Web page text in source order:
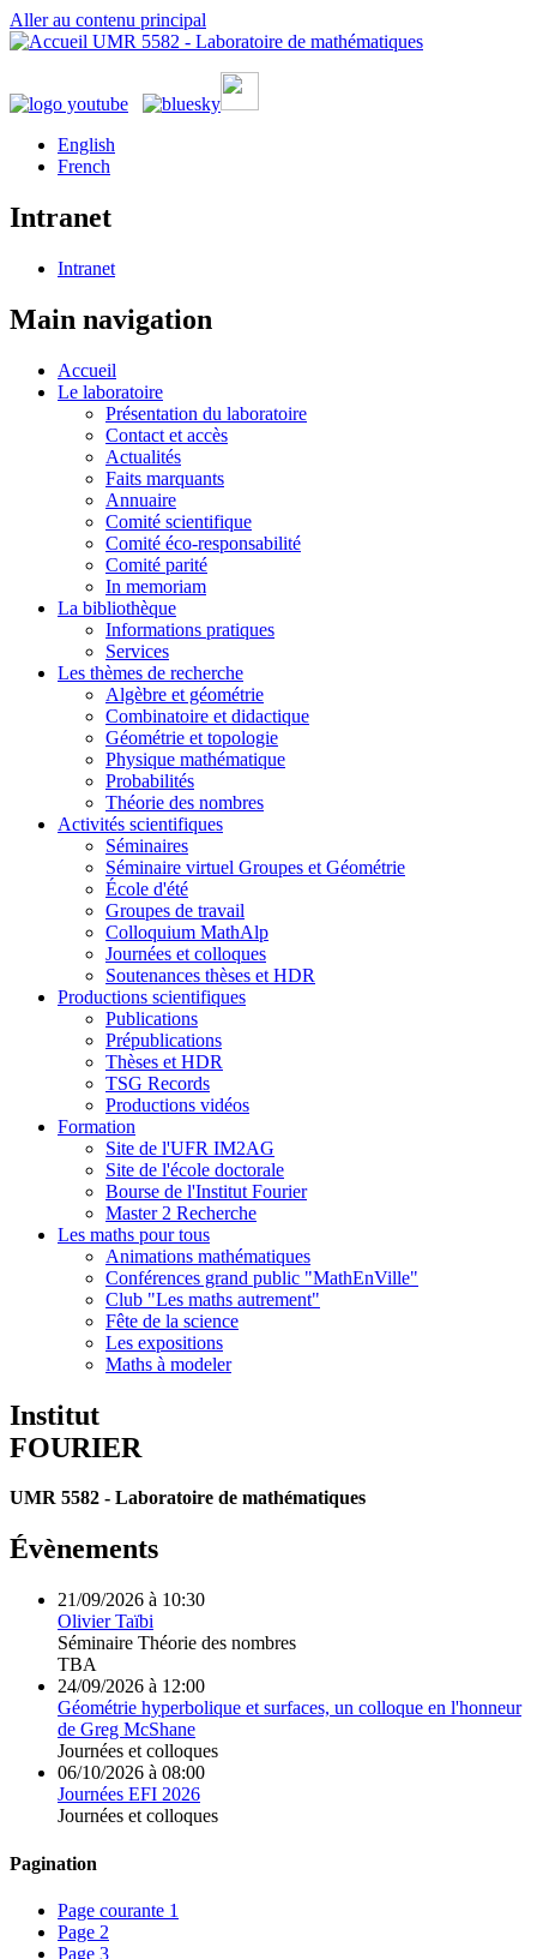
Aller au contenu principal
UMR 5582 - Laboratoire de mathématiques
English
French
Intranet
Intranet
Main navigation
Accueil
Le laboratoire
Présentation du laboratoire
Contact et accès
Actualités
Faits marquants
Annuaire
Comité scientifique
Comité éco-responsabilité
Comité parité
In memoriam
La bibliothèque
Informations pratiques
Services
Les thèmes de recherche
Algèbre et géométrie
Combinatoire et didactique
Géométrie et topologie
Physique mathématique
Probabilités
Théorie des nombres
Activités scientifiques
Séminaires
Séminaire virtuel Groupes et Géométrie
École d'été
Groupes de travail
Colloquium MathAlp
Journées et colloques
Soutenances thèses et HDR
Productions scientifiques
Publications
Prépublications
Thèses et HDR
TSG Records
Productions vidéos
Formation
Site de l'UFR IM2AG
Site de l'école doctorale
Bourse de l'Institut Fourier
Master 2 Recherche
Les maths pour tous
Animations mathématiques
Conférences grand public "MathEnVille"
Club "Les maths autrement"
Fête de la science
Les expositions
Maths à modeler
Institut
FOURIER
UMR 5582 - Laboratoire de mathématiques
Évènements
21/09/2026 à 10:30
Olivier Taïbi
Séminaire Théorie des nombres
TBA
24/09/2026 à 12:00
Géométrie hyperbolique et surfaces, un colloque en l'honneur
de Greg McShane
Journées et colloques
06/10/2026 à 08:00
Journées EFI 2026
Journées et colloques
Pagination
Page courante 1
Page 2
Page 3